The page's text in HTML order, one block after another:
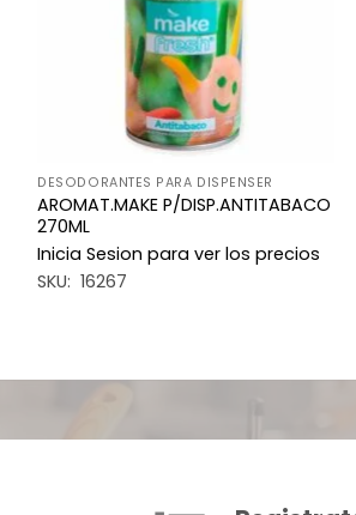
DESODORANTES PARA DISPENSER
AROMAT.MAKE P/DISP.ANTITABACO
270ML
Inicia Sesion para ver los precios
SKU: 16267